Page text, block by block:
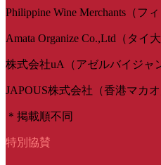
Philippine Wine Merchants（フ
Amata Organize Co.,Ltd（タイ大
株式会社uA（アゼルバイジャ
JAPOUS株式会社（香港マカオ
＊掲載順不同
特別協賛